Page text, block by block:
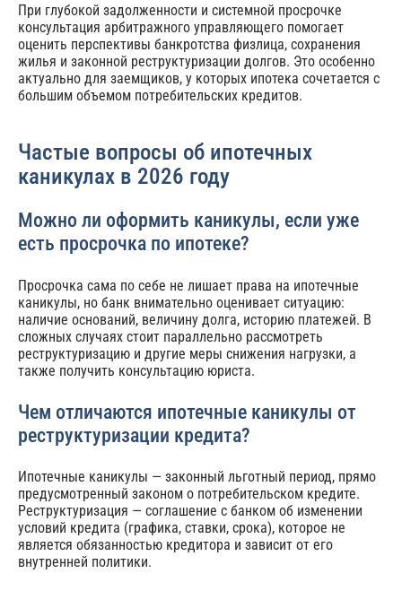
При глубокой задолженности и системной просрочке
консультация арбитражного управляющего помогает
оценить перспективы банкротства физлица, сохранения
жилья и законной реструктуризации долгов. Это особенно
актуально для заемщиков, у которых ипотека сочетается с
большим объемом потребительских кредитов.
Частые вопросы об ипотечных
каникулах в 2026 году
Можно ли оформить каникулы, если уже
есть просрочка по ипотеке?
Просрочка сама по себе не лишает права на ипотечные
каникулы, но банк внимательно оценивает ситуацию:
наличие оснований, величину долга, историю платежей. В
сложных случаях стоит параллельно рассмотреть
реструктуризацию и другие меры снижения нагрузки, а
также получить консультацию юриста.
Чем отличаются ипотечные каникулы от
реструктуризации кредита?
Ипотечные каникулы — законный льготный период, прямо
предусмотренный законом о потребительском кредите.
Реструктуризация — соглашение с банком об изменении
условий кредита (графика, ставки, срока), которое не
является обязанностью кредитора и зависит от его
внутренней политики.